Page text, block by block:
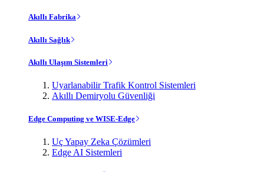
Akıllı Fabrika
Akıllı Sağlık
Akıllı Ulaşım Sistemleri
Uyarlanabilir Trafik Kontrol Sistemleri
Akıllı Demiryolu Güvenliği
Edge Computing ve WISE-Edge
Uç Yapay Zeka Çözümleri
Edge AI Sistemleri